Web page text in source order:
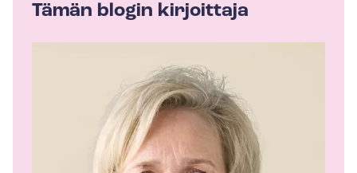
Tämän blogin kirjoittaja